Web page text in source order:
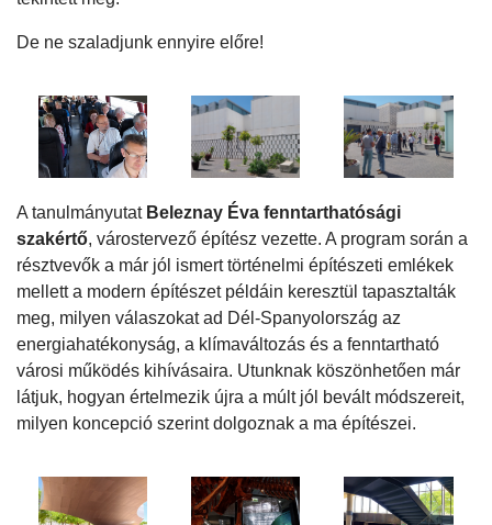
De ne szaladjunk ennyire előre!
A tanulmányutat Beleznay Éva fenntarthatósági
szakértő, várostervező építész vezette. A program során a
résztvevők a már jól ismert történelmi építészeti emlékek
mellett a modern építészet példáin keresztül tapasztalták
meg, milyen válaszokat ad Dél-Spanyolország az
energiahatékonyság, a klímaváltozás és a fenntartható
városi működés kihívásaira. Utunknak köszönhetően már
látjuk, hogyan értelmezik újra a múlt jól bevált módszereit,
milyen koncepció szerint dolgoznak a ma építészei.